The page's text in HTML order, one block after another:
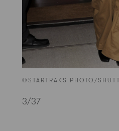
©STARTRAKS PHOTO/
3/37